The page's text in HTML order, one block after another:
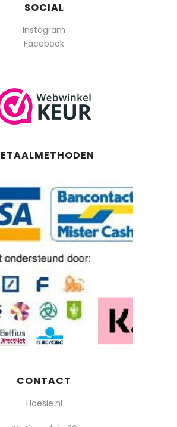
SOCIAL
Instagram
Facebook
CONTACT
Hoesie.nl